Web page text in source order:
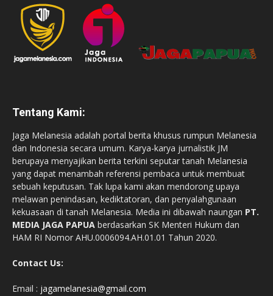
Tentang Kami:
Jaga Melanesia adalah portal berita khusus rumpun Melanesia
dan Indonesia secara umum. Karya-karya jurnalistik JM
berupaya menyajikan berita terkini seputar tanah Melanesia
yang dapat menambah referensi pembaca untuk membuat
sebuah keputusan. Tak lupa kami akan mendorong upaya
melawan penindasan, kediktatoran, dan penyalahgunaan
kekuasaan di tanah Melanesia. Media ini dibawah naungan PT.
MEDIA JAGA PAPUA berdasarkan SK Menteri Hukum dan
HAM RI Nomor AHU.0006094.AH.01.01 Tahun 2020.
Contact Us:
Email : jagamelanesia@gmail.com